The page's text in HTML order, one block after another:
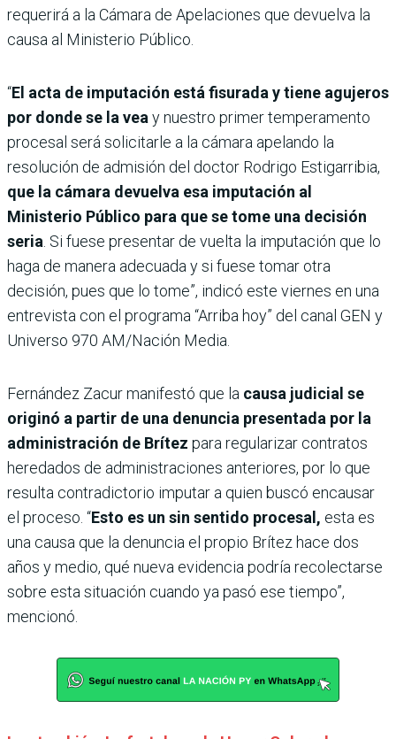
requerirá a la Cámara de Apelaciones que devuelva la
causa al Ministerio Público.
“El acta de imputación está fisurada y tiene agujeros
por donde se la vea y nuestro primer temperamento
procesal será solicitarle a la cámara apelando la
resolución de admisión del doctor Rodrigo Estigarribia,
que la cámara devuelva esa imputación al
Ministerio Público para que se tome una decisión
seria . Si fuese presentar de vuelta la imputación que lo
haga de manera adecuada y si fuese tomar otra
decisión, pues que lo tome”, indicó este viernes en una
entrevista con el programa “Arriba hoy” del canal GEN y
Universo 970 AM/Nación Media.
Fernández Zacur manifestó que la causa judicial se
originó a partir de una denuncia presentada por la
administración de Brítez para regularizar contratos
heredados de administraciones anteriores, por lo que
resulta contradictorio imputar a quien buscó encausar
el proceso. “Esto es un sin sentido procesal, esta es
una causa que la denuncia el propio Brítez hace dos
años y medio, qué nueva evidencia podría recolectarse
sobre esta situación cuando ya pasó ese tiempo”,
mencionó.